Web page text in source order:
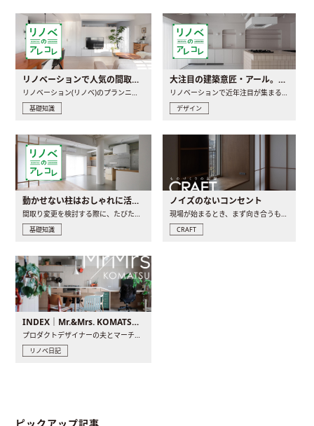
リノベーションで人気の間取りとは？トレンドの間取りと実例を徹底解説
リノベーション(リノベ)のプランニングで一番最初に決めるのは..
基礎知識
大注目の建築意匠・アール。人気の理由と空間に取り入れるポイント
リノベーションで近年注目が集まる建築意匠の一つであるアール..
デザイン
動かせない柱はおしゃれに活用！柱を魅せるリノベーション(リノベ)4選
間取り変更を検討する際に、たびたび皆さんの頭を悩ませる動か..
基礎知識
ノイズのないコンセント
現場が始まるとき、まず向き合うものの一つがコンセントです..
CRAFT
INDEX｜Mr.&Mrs. KOMATSU renovation diary
プロダクトデザイナーの夫とマーチャンダイザーの妻が、夫婦で..
リノベ日記